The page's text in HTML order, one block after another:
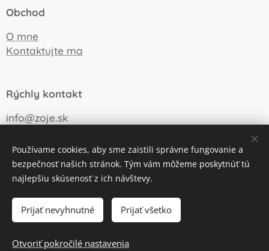
Do košíka
Obchod
O mne
Kontaktujte ma
Rýchly kontakt
info@zoje.sk
Obchodné podmienky
Ochrana súkromia
Cookies
Používame cookies, aby sme zaistili správne fungovanie a
bezpečnosť našich stránok. Tým vám môžeme poskytnúť tú
najlepšiu skúsenosť z ich návštevy.
Prijať nevyhnutné Prijať všetko
Otvoriť pokročilé nastavenia